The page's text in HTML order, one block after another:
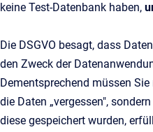
keine Test-Datenbank haben,
Die DSGVO besagt, dass
den Zweck der
Dementsprechend müssen
die Daten „vergessen",
diese gespeichert wurden,